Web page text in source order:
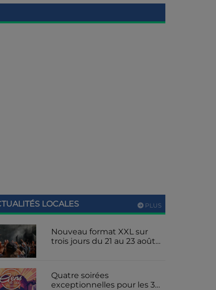
PLUS
LOCALES
Nouveau format XXL sur
trois jours du 21 au 23 août
Quatre soirées
exceptionnelles pour les 30